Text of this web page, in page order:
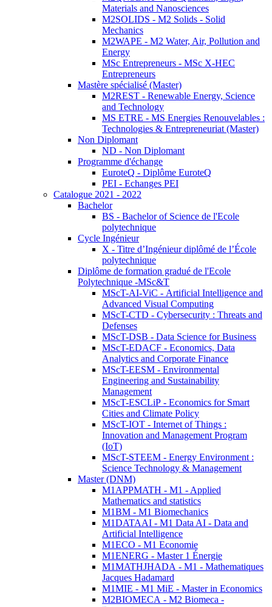
Materials and Nanosciences
M2SOLIDS - M2 Solids - Solid
Mechanics
M2WAPE - M2 Water, Air, Pollution and
Energy
MSc Entrepreneurs - MSc X-HEC
Entrepreneurs
Mastère spécialisé (Master)
M2REST - Renewable Energy, Science
and Technology
MS ETRE - MS Energies Renouvelables :
Technologies & Entrepreneuriat (Master)
Non Diplomant
ND - Non Diplomant
Programme d'échange
EuroteQ - Diplôme EuroteQ
PEI - Echanges PEI
Catalogue 2021 - 2022
Bachelor
BS - Bachelor of Science de l'Ecole
polytechnique
Cycle Ingénieur
X - Titre d’Ingénieur diplômé de l’École
polytechnique
Diplôme de formation gradué de l'Ecole
Polytechnique -MSc&T
MScT-AI-ViC - Artificial Intelligence and
Advanced Visual Computing
MScT-CTD - Cybersecurity : Threats and
Defenses
MScT-DSB - Data Science for Business
MScT-EDACF - Economics, Data
Analytics and Corporate Finance
MScT-EESM - Environmental
Engineering and Sustainability
Management
MScT-ESCLiP - Economics for Smart
Cities and Climate Policy
MScT-IOT - Internet of Things :
Innovation and Management Program
(IoT)
MScT-STEEM - Energy Environment :
Science Technology & Management
Master (DNM)
M1APPMATH - M1 - Applied
Mathematics and statistics
M1BM - M1 Biomechanics
M1DATAAI - M1 Data AI - Data and
Artificial Intelligence
M1ECO - M1 Economie
M1ENERG - Master 1 Énergie
M1MATHJHADA - M1 - Mathematiques
Jacques Hadamard
M1MIE - M1 MiE - Master in Economics
M2BIOMECA - M2 Biomeca -